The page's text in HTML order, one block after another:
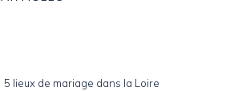
5 lieux de mariage dans la Loire